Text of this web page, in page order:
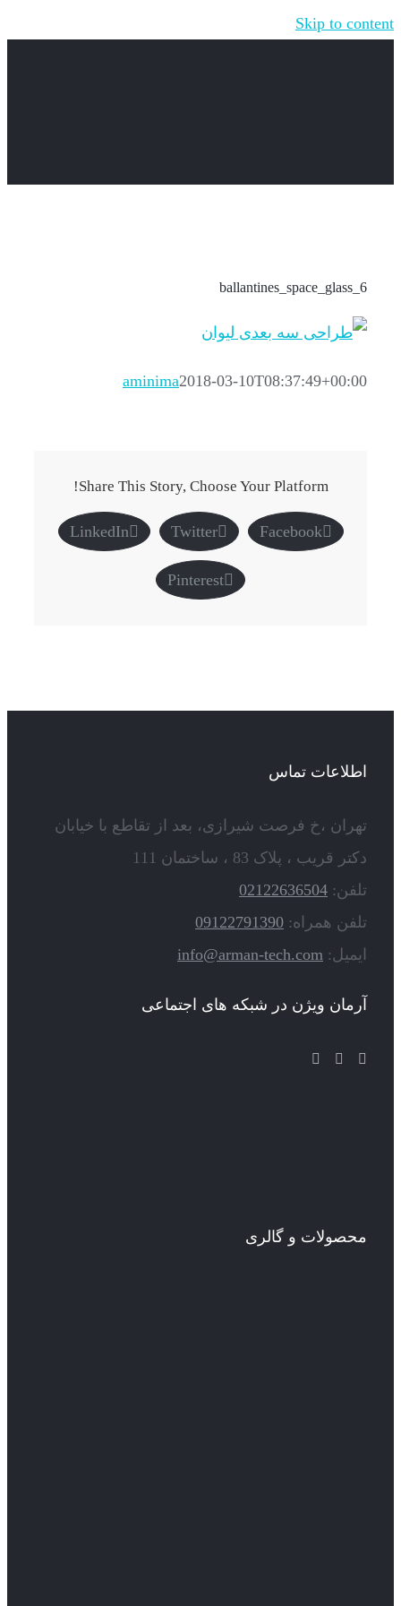
Skip to content
ballantines_space_glass_6
aminima2018-03-10T08:37:49+00:00
Share This Story, Choose Your Platform!
Facebook
Twitter
LinkedIn
Pinterest
اطلاعات تماس
تهران ،خ فرصت شیرازی، بعد از تقاطع با خیابان
دکتر قریب ، پلاک 83 ، ساختمان 111
تلفن: 02122636504
تلفن همراه: 09122791390
ایمیل: info@arman-tech.com
آرمان ویژن در شبکه های اجتماعی
محصولات و گالری